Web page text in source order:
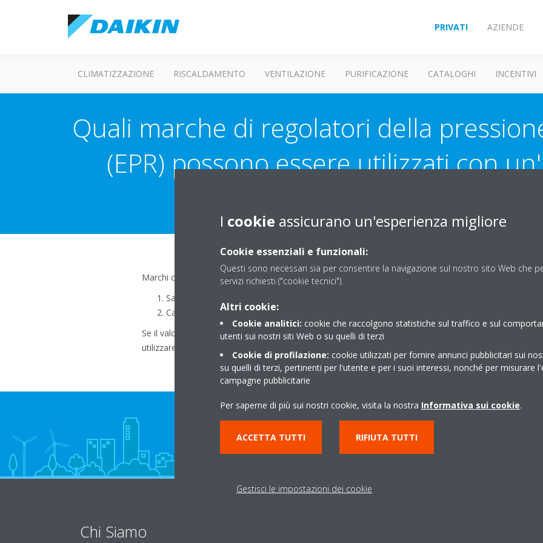
PRIVATI AZIENDE
CLIMATIZZAZIONE RISCALDAMENTO VENTILAZIONE PURIFICAZIONE CATALOGHI INCENTIVI
Quali marche di regolatori della
(EPR) possono essere utilizzati con
Marchi consentiti:
Saginomiya
Castel
Se il valore PS e il range di regolazione della pressione è conforme all'applicazione e al refrigerante
utilizzare anche altri marchi
Chi Siamo
I cookie assicurano un'esperienza migliore
Cookie essenziali e funzionali:
Questi sono necessari sia per consentire la navigazione sul nostro sito Web che
servizi richiesti ("cookie tecnici").
Altri cookie:
Cookie analitici: cookie che raccolgono statistiche sul traffico e sul
utenti sui nostri siti Web o su quelli di terzi
Cookie di profilazione: cookie utilizzati per fornire annunci pubblicitari sui
su quelli di terzi, pertinenti per l'utente e per i suoi interessi, nonché per misurare
campagne pubblicitarie
Per saperne di più sui nostri cookie, visita la nostra Informativa sui cookie.
ACCETTA TUTTI RIFIUTA TUTTI
Gestisci le impostazioni dei cookie